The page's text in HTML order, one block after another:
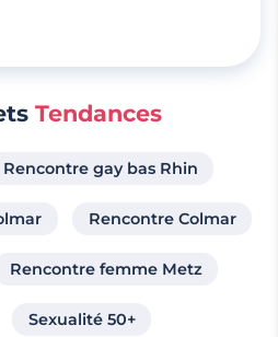
Tendances
Rencontre gay bas Rhin
Rencontre Colmar
Rencontre femme Metz
Sexualité 50+